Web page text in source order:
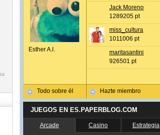
Esther A.l.
Todo sobre él
Jack Moreno
1289205 pt
miss_cultura
1011006 pt
maritasantini
926501 pt
Hazte miembro
JUEGOS EN ES.PAPERBLOG.COM
Arcade Casino Estrategia